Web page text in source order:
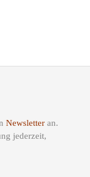
Newsletter an.
jederzeit,